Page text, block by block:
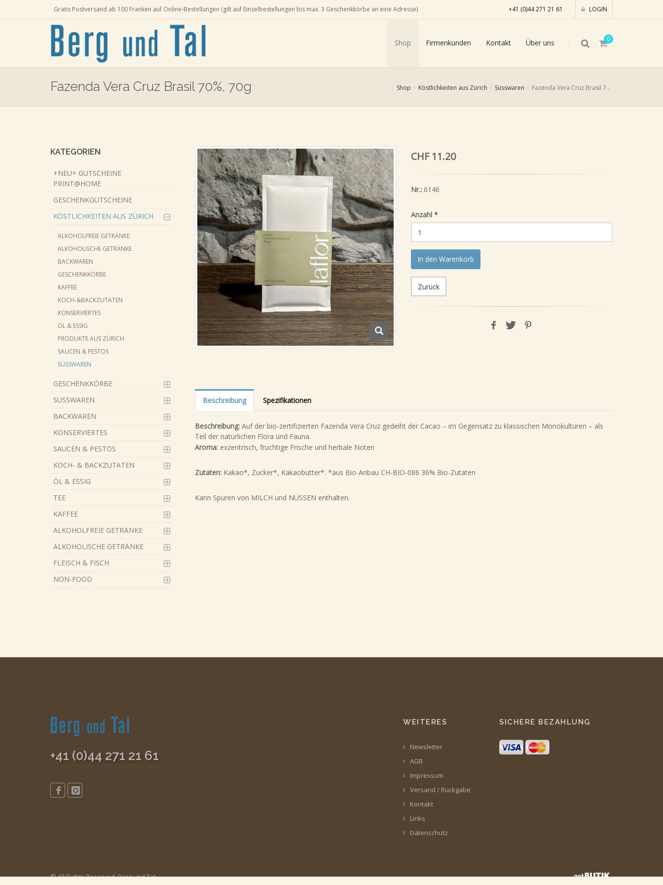
+41 (0)44 271 21 61 LOGIN
Gratis Postversand ab 100 Franken auf Online-Bestellungen (gilt auf Einzelbestellungen bis max. 3 Geschenkkörbe an eine Adresse)
0
Shop Firmenkunden Kontakt Über uns
Fazenda Vera Cruz Brasil 70%, 70g Shop Köstlichkeiten aus Zürich Süsswaren Fazenda Vera Cruz Brasil 70%, 70g
KATEGORIEN
+NEU+ GUTSCHEINE
PRINT@HOME
GESCHENKGUTSCHEINE
KÖSTLICHKEITEN AUS ZÜRICH
ALKOHOLFREIE GETRÄNKE
ALKOHOLISCHE GETRÄNKE
BACKWAREN
GESCHENKKÖRBE
KAFFEE
KOCH-&BACKZUTATEN
KONSERVIERTES
ÖL & ESSIG
PRODUKTE AUS ZÜRICH
SAUCEN & PESTOS
SÜSSWAREN
GESCHENKKÖRBE
SÜSSWAREN
BACKWAREN
KONSERVIERTES
SAUCEN & PESTOS
KOCH- & BACKZUTATEN
ÖL & ESSIG
TEE
KAFFEE
ALKOHOLFREIE GETRÄNKE
ALKOHOLISCHE GETRÄNKE
FLEISCH & FISCH
NON-FOOD
CHF 11.20
Nr.: 6146
Anzahl *
In den Warenkorb
Zurück
Beschreibung Spezifikationen
Beschreibung: Auf der bio-zertifizierten Fazenda Vera Cruz gedeiht der Cacao – im Gegensatz zu klassischen Monokulturen – als
Teil der natürlichen Flora und Fauna.
Aroma:exzentrisch, fruchtige Frische und herbale Noten
Zutaten:Kakao*, Zucker*, Kakaobutter*. *aus Bio-Anbau CH-BIO-086 36% Bio-Zutaten
Kann Spuren von MILCH und NÜSSEN enthalten.
+41 (0)44 271 21 61
WEITERES
Newsletter
AGB
Impressum
Versand / Rückgabe
Kontakt
Links
Datenschutz
SICHERE BEZAHLUNG
© All Rights Reserved, Berg und Tal